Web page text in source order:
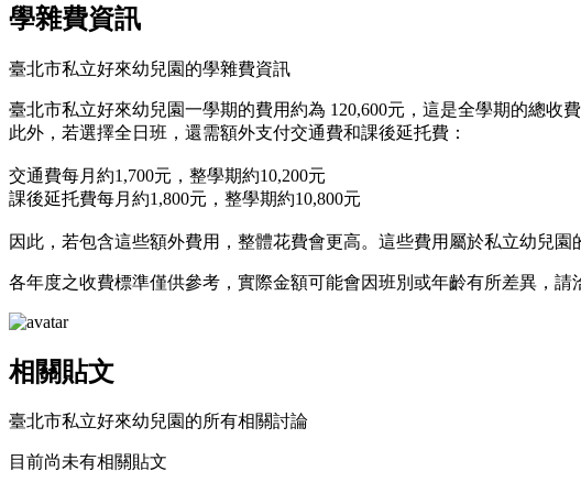
學雜費資訊
臺北市私立好來幼兒園的學雜費資訊
臺北市私立好來幼兒園一學期的費用約為 120,600元，這是全學期的總收費
此外，若選擇全日班，還需額外支付交通費和課後延托費：
交通費每月約1,700元，整學期約10,200元
課後延托費每月約1,800元，整學期約10,800元
因此，若包含這些額外費用，整體花費會更高。這些費用屬於私立幼兒
各年度之收費標準僅供參考，實際金額可能會因班別或年齡有所差異，請
相關貼文
臺北市私立好來幼兒園的所有相關討論
目前尚未有相關貼文